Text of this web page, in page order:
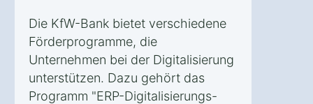
Die KfW-Bank bietet verschiedene
Förderprogramme, die
Unternehmen bei der Digitalisierung
unterstützen. Dazu gehört das
Programm "ERP-Digitalisierungs-